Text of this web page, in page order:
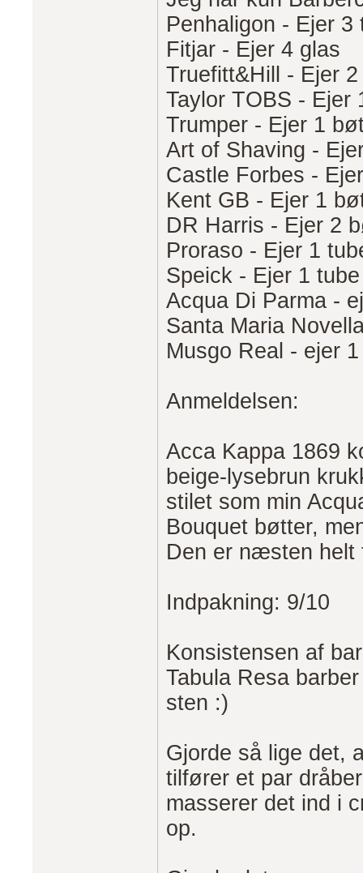
Penhaligon - Ejer
Fitjar - Ejer 4 glas
Truefitt&Hill - Ejer
Taylor TOBS - Ejer
Trumper - Ejer 1
Art of Shaving -
Castle Forbes -
Kent GB - Ejer 1
DR Harris - Ejer 2
Proraso - Ejer 1
Speick - Ejer 1 tube
Acqua Di Parma -
Santa Maria
Musgo Real - ejer
Anmeldelsen:
Acca Kappa 1869
beige-lysebrun
stilet som min
Bouquet bøtter,
Den er næsten helt
Indpakning: 9/10
Konsistensen af
Tabula Resa
sten :)
Gjorde så lige det,
tilfører et par
masserer det ind i
op.